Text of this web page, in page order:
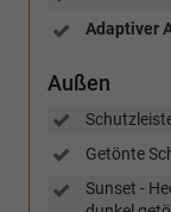
Adaptiver
Außen
Getönte
Sunset -